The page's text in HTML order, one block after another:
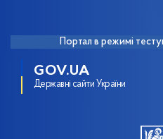
Портал в режимі
GOV.UA
Державні сайти України